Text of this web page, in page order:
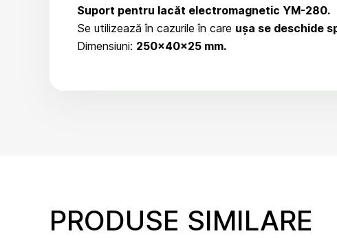
Suport pentru lacăt electromagnetic YM-280.
Se utilizează în cazurile în care ușa se deschide
Dimensiuni: 250×40×25 mm.
PRODUSE SIMILARE